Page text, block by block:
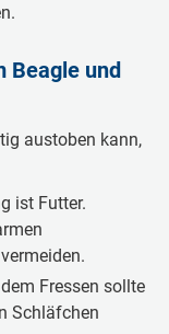
Beagle und
austoben kann,
ist Futter.
Fressen sollte
Schläfchen